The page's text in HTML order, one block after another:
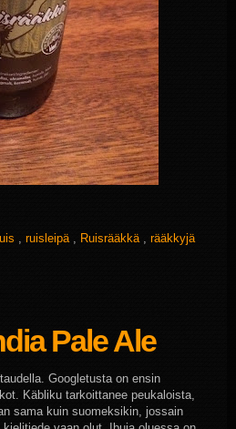
, ruisleipä , Ruisrääkkä , rääkkyjä
Pale Ale
Googletusta on ensin
Käbliku tarkoittanee peukaloista,
sama kuin suomeksikin, jossain